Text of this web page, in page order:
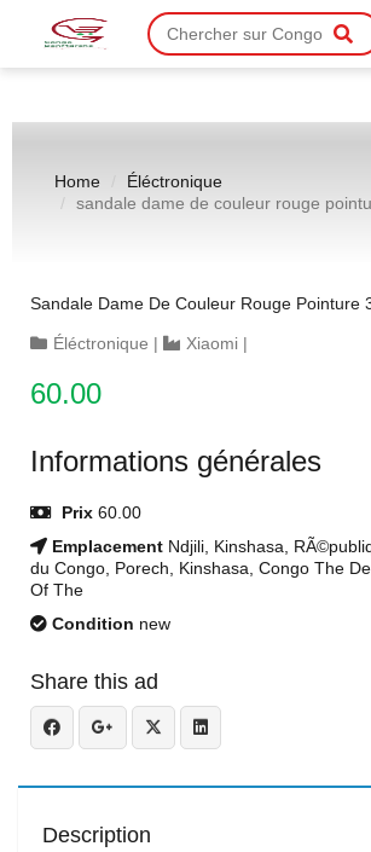
Home
Éléctronique
sandale dame de couleur rouge
Sandale Dame De Couleur Rouge Pointure
Éléctronique | Xiaomi |
60.00
Informations générales
Prix 60.00
Emplacement Ndjili, Kinshasa,
du Congo, Porech, Kinshasa, Congo The
Of The
Condition new
Share this ad
Description